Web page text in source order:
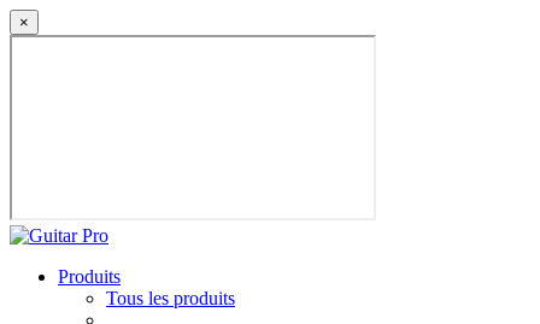
×
Produits
Tous les produits